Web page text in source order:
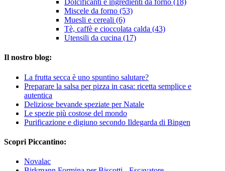
Dolcificanti e ingredienti da forno (18)
Miscele da forno (53)
Muesli e cereali (6)
Tè, caffè e cioccolata calda (43)
Utensili da cucina (17)
Il nostro blog:
La frutta secca è uno spuntino salutare?
Preparare la salsa per pizza in casa: ricetta semplice e
autentica
Deliziose bevande speziate per Natale
Le spezie più costose del mondo
Purificazione e digiuno secondo Ildegarda di Bingen
Scopri Piccantino:
Novalac